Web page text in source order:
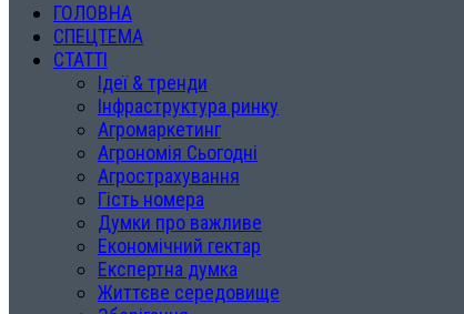
ГОЛОВНА
СПЕЦТЕМА
СТАТТІ
Ідеї & тренди
Інфраструктура ринку
Агромаркетинг
Агрономія Сьогодні
Агрострахування
Гість номера
Думки про важливе
Економічний гектар
Експертна думка
Життєве середовище